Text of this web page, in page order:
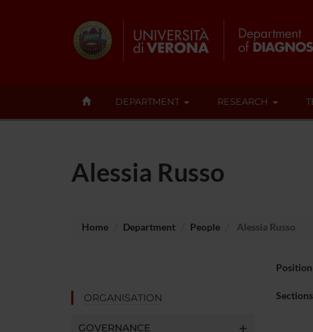
DEPARTMENT RESEARCH
Alessia Russo
Home Department People Alessia Russo
ORGANISATION
GOVERNANCE
Position
Sections